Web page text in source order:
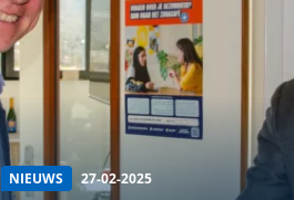
NIEUWS 27-02-2025